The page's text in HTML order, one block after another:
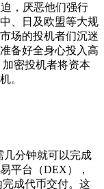
，厌恶他们强行
、日及欧盟等大规
场的投机者们沉迷
备好全身心投入高
密投机者将资本
。
几分钟就可以完成
平台（DEX），
成代币交付。这